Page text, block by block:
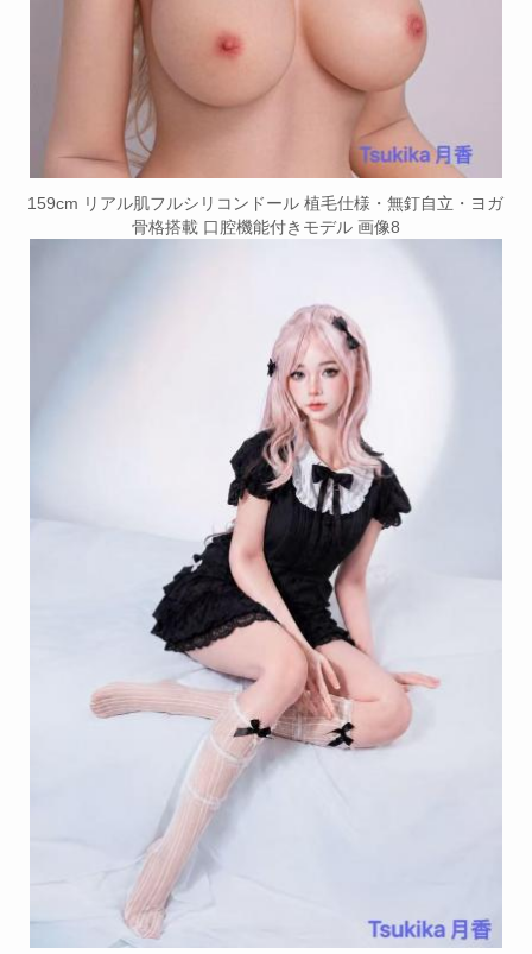
159cm リアル肌フルシリコンドール 植毛仕様・無釘自立・ヨガ
骨格搭載 口腔機能付きモデル 画像8